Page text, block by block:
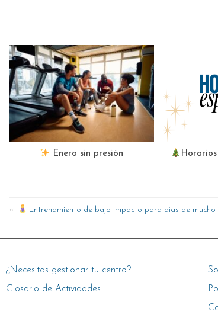
Enero sin presión
Entrenamiento de bajo impacto para días de mucho
¿Necesitas gestionar tu centro?
Glosario de Actividades